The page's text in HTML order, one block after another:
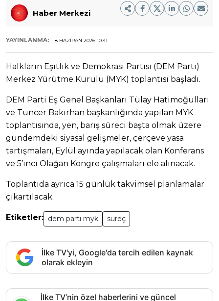
Haber Merkezi
YAYINLANMA: 18 HAZIRAN 2026 10:41
Halkların Eşitlik ve Demokrasi Partisi (DEM Parti)
Merkez Yürütme Kurulu (MYK) toplantısı başladı.
DEM Parti Eş Genel Başkanları Tülay Hatimoğulları
ve Tuncer Bakırhan başkanlığında yapılan MYK
toplantısında, yen, barış süreci başta olmak üzere
gündemdeki siyasal gelişmeler, çerçeve yasa
tartışmaları, Eylül ayında yapılacak olan Konferans
ve 5’inci Olağan Kongre çalışmaları ele alınacak.
Toplantıda ayrıca 15 günlük takvimsel planlamalar
çıkartılacak.
Etiketler: dem parti myk süreç
İlke TV'yi, Google'da tercih edilen kaynak
olarak ekleyin
İlke TV’nin özel haberlerini ve güncel